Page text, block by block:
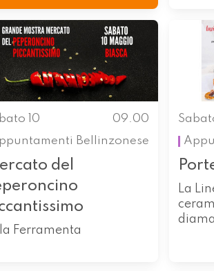
10
09.00
Bellinzonese
del
Ferramenta
La